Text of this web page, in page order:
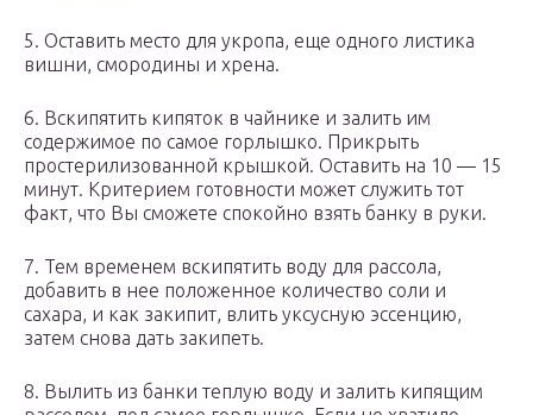
5. Оставить место для укропа, еще одного листика
вишни, смородины и хрена.
6. Вскипятить кипяток в чайнике и залить им
содержимое по самое горлышко. Прикрыть
простерилизованной крышкой. Оставить на 10 — 15
минут. Критерием готовности может служить тот
факт, что Вы сможете спокойно взять банку в руки.
7. Тем временем вскипятить воду для рассола,
добавить в нее положенное количество соли и
сахара, и как закипит, влить уксусную эссенцию,
затем снова дать закипеть.
8. Вылить из банки теплую воду и залить кипящим